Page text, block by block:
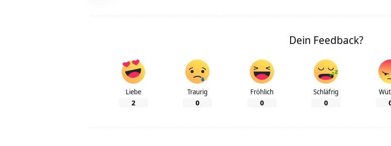
Dein Feedback?
Liebe
2
Traurig
0
Fröhlich
0
Schläfrig
0